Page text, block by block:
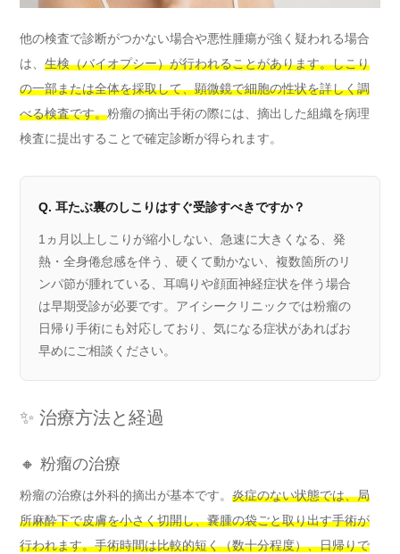
他の検査で診断がつかない場合や悪性腫瘍が強く疑われる場合
は、 生検（バイオプシー）が行われることがあります。しこり
の一部または全体を採取して、顕微鏡で細胞の性状を詳しく調
べる検査です。粉瘤の摘出手術の際には、摘出した組織を病理
検査に提出することで確定診断が得られます。
Q. 耳たぶ裏のしこりはすぐ受診すべきですか？
1ヵ月以上しこりが縮小しない、急速に大きくなる、発
熱・全身倦怠感を伴う、硬くて動かない、複数箇所のリ
ンパ節が腫れている、耳鳴りや顔面神経症状を伴う場合
は早期受診が必要です。アイシークリニックでは粉瘤の
日帰り手術にも対応しており、気になる症状があればお
早めにご相談ください。
✨ 治療方法と経過
🔸 粉瘤の治療
粉瘤の治療は外科的摘出が基本です。 炎症のない状態では、局
所麻酔下で皮膚を小さく切開し、嚢腫の袋ごと取り出す手術が
行われます。手術時間は比較的短く（数十分程度）、日帰りで